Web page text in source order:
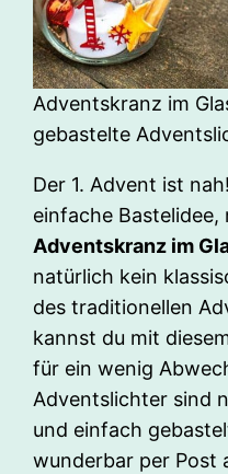
Adventskranz im
gebastelte
Der 1. Advent ist
einfache Bastelidee,
Adventskranz im
natürlich kein
des traditionellen
kannst du mit
für ein wenig
Adventslichter sind
und einfach
wunderbar per Post